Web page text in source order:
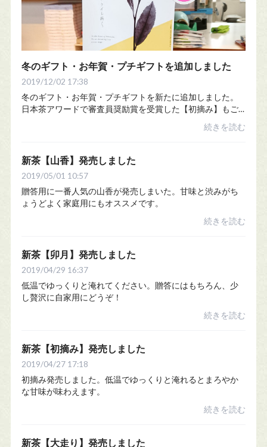
冬のギフト・お年賀・プチギフトを追加しました
2019/12/02 17:38
冬のギフト・お年賀・プチギフトを新たに追加しました。
日本茶アワードで審査員奨励賞を受賞した【初摘み】もご
ざいます。送料も12月末までは5,400円未満も一律660円
5,400円以上は送料無料です。詰め合わせ、内容...
続きを読む
新茶【山香】発売しました
2019/05/01 10:57
贈答用に一番人気の山香が発売しまいた。甘味と渋みがち
ょうどよく家庭用にもオススメです。
続きを読む
新茶【卯月】発売しました
2019/04/29 16:37
低温でゆっくりと淹れてください。贈答にはもちろん、少
し贅沢に自家用にどうぞ！
続きを読む
新茶【初摘み】発売しました
2019/04/27 17:18
初摘み発売しました。低温でゆっくりと淹れるとまろやか
な甘味が味わえます。
続きを読む
新茶【大走り】発売しました